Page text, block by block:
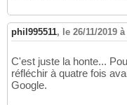
phil995511, le 26/11/2019
C'est juste la honte...
réfléchir à quatre fois
Google.